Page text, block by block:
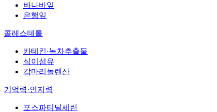
바나바잎
은행잎
콜레스테롤
카테킨·녹차추출물
식이섬유
감마리놀렌산
기억력·인지력
포스파티딜세린